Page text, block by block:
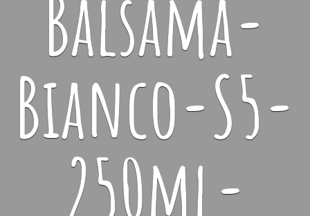
Balsama-
Bianco-S5-
250ml-